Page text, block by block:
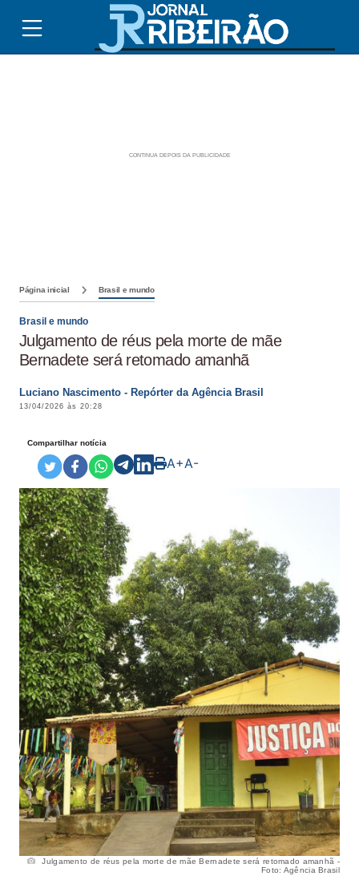
Página inicial Brasil e mundo
Brasil e mundo
Julgamento de réus pela morte de mãe
Bernadete será retomado amanhã
Luciano Nascimento - Repórter da Agência Brasil
13/04/2026 às 20:28
Compartilhar notícia
A+A-
Julgamento de réus pela morte de mãe Bernadete será retomado amanhã -
Foto: Agência Brasil